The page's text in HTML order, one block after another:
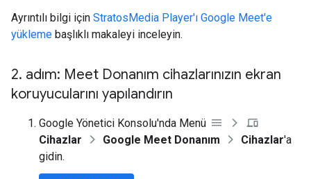
Ayrıntılı bilgi için StratosMedia Player'ı Google Meet'e
yükleme başlıklı makaleyi inceleyin.
2. adım: Meet Donanım cihazlarınızın ekran
koruyucularını yapılandırın
Google Yönetici Konsolu'nda Menü
Cihazlar
Google Meet Donanım Cihazlar'a
gidin.